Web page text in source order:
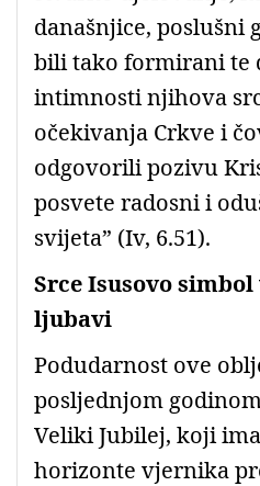
današnjice, poslušni
bili tako formirani te
intimnosti njihova
očekivanja Crkve i
odgovorili pozivu
posvete radosni i
svijeta” (Iv, 6.51).
Srce Isusovo simbol
ljubavi
Podudarnost ove
posljednjom
Veliki Jubilej, koji
horizonte vjernika